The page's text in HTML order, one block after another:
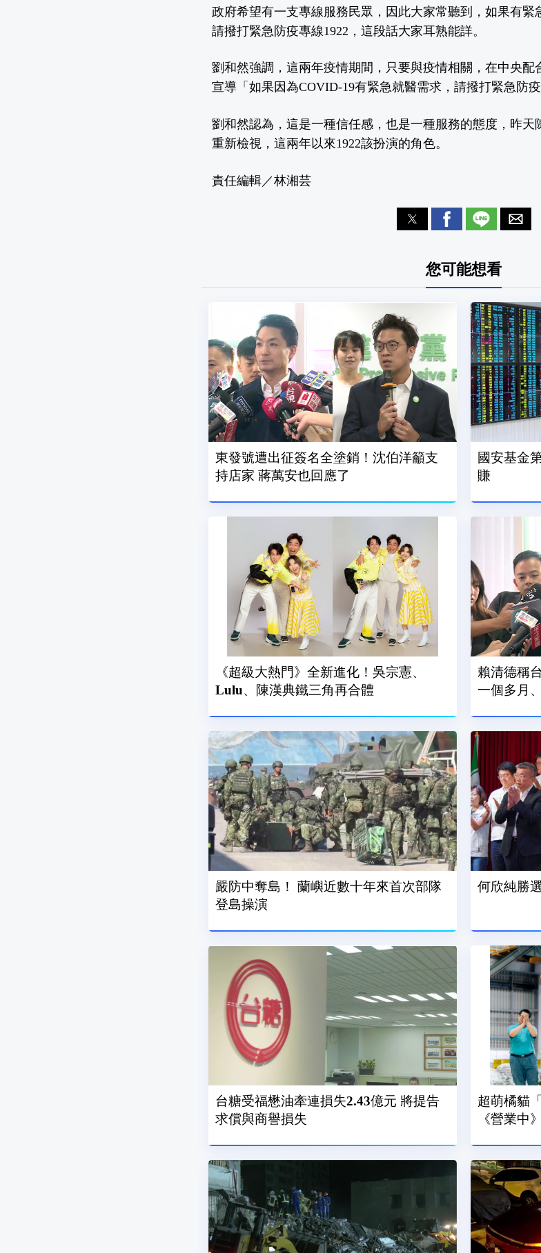
政府希望有一支專線服務民眾，因此大家常聽到，如果有緊
請撥打緊急防疫專線1922，這段話大家耳熟能詳。
劉和然強調，這兩年疫情期間，只要與疫情相關，在中央
宣導「如果因為COVID-19有緊急就醫需求，請撥打緊急防疫
劉和然認為，這是一種信任感，也是一種服務的態度，昨天
重新檢視，這兩年以來1922該扮演的角色。
責任編輯／林湘芸
您可能想看
東發號遭出征簽名全塗銷！沈伯洋籲支
持店家 蔣萬安也回應了
國安基金
賺
《超級大熱門》全新進化！吳宗憲、
Lulu、陳漢典鐵三角再合體
賴清德稱
一個多月
嚴防中奪島！ 蘭嶼近數十年來首次部隊
登島操演
何欣純勝
台糖受福懋油牽連損失2.43億元 將提告
求償與商譽損失
超萌橘貓
《營業中